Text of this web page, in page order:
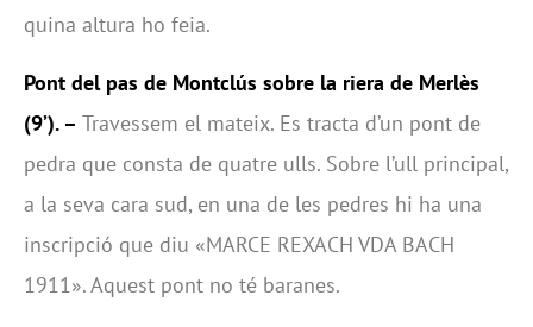
quina altura ho feia.
Pont del pas de Montclús sobre la riera de Merlès
(9’). – Travessem el mateix. Es tracta d’un pont de
pedra que consta de quatre ulls. Sobre l’ull principal,
a la seva cara sud, en una de les pedres hi ha una
inscripció que diu «MARCE REXACH VDA BACH
1911». Aquest pont no té baranes.